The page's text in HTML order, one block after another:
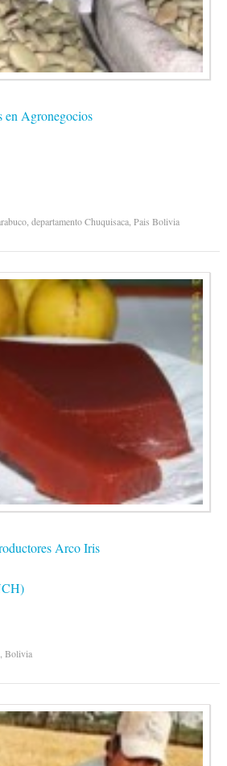
en Agronegocios
departamento Chuquisaca, Pais Bolivia
Arco Iris
Bolivia